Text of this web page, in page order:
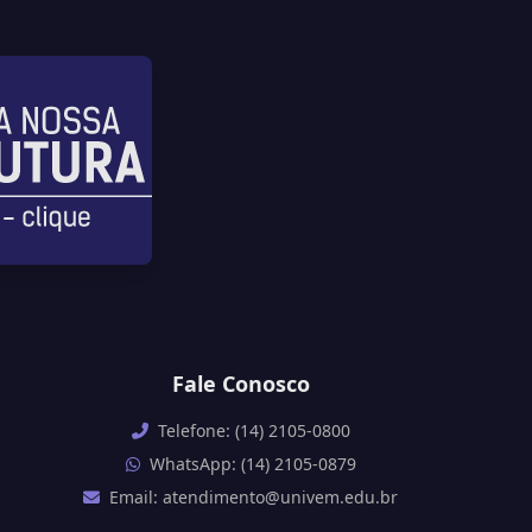
Fale Conosco
Telefone: (14) 2105-0800
WhatsApp: (14) 2105-0879
Email: atendimento@univem.edu.br